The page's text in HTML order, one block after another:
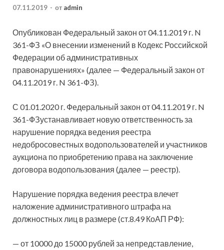
07.11.2019 - от admin
Опубликован Федеральный закон от 04.11.2019 г. N
361-ФЗ «О внесении изменений в Кодекс Российской
Федерации об административных
правонарушениях» (далее — Федеральный закон от
04.11.2019 г. N 361-ФЗ).
С 01.01.2020 г. Федеральный закон от 04.11.2019 г. N
361-ФЗустанавливает новую ответственностьза
нарушение порядка ведения реестра
недобросовестных водопользователей и участников
аукциона по приобретению права на заключение
договора водопользования (далее — реестр).
Нарушение порядка ведения реестра влечет
наложение административного штрафа на
должностных лиц в размере (ст.8.49 КоАП РФ):
— от 10000 до 15000 рублей за непредставление,